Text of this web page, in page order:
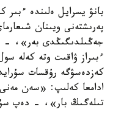
بانۋ يسرايل ەلىندە
پەرىشتەنى ويىنان
جەڭىلدىگىڭدى بەر»، -
ءبىراز ۋاقىت وتە كەلە
كەزدەسۋگە رۇقسات
ادامعا كەلىپ: «سەن مەنى
تىلەگىڭ بار»، - دەپ